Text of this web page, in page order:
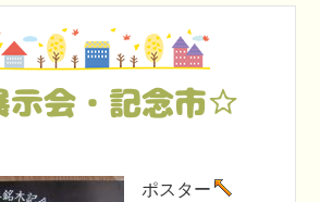
示会・記念市☆
ポスター